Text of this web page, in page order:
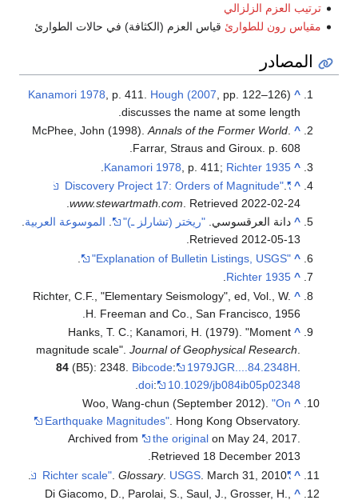
ترتيب العزم الزلزالي
مقياس رون للطوارئقياس العزم (الكثافة) في حالات الطوارئ
المصادر
^
Kanamori 1978 , p. 411.Hough (2007
, pp. 122–126)
discusses the name at some length.
^
McPhee, John (1998).Annals of the Former World .
Farrar, Straus and Giroux. p. 608.
^
Kanamori 1978 , p. 411;Richter 1935
.
^
"Discovery Project 17: Orders of Magnitude"
.
www.stewartmath.com
. Retrieved2022-02-24
.
^ دانة العرقسوسي. " ريختر (تشارلز ـ)" . الموسوعة العربية.
Retrieved2012-05-13
.
^
"Explanation of Bulletin Listings, USGS"
.
^
Richter 1935
.
^
Richter, C.F., "Elementary Seismology", ed, Vol., W.
H. Freeman and Co., San Francisco, 1956.
^
Hanks, T. C.; Kanamori, H. (1979). "Moment
magnitude scale".Journal of Geophysical Research
84(B5): 2348.Bibcode: 1979JGR....84.2348H
doi: 10.1029/jb084ib05p02348
.
^
Woo, Wang-chun (September 2012)."On
Earthquake Magnitudes" . Hong Kong Observatory.
Archived from
the originalon May 24, 2017
Retrieved18 December2013
.
^
"Richter scale"
.Glossary .USGS . March 31, 2010.
^
Di Giacomo, D., Parolai, S., Saul, J., Grosser, H.,